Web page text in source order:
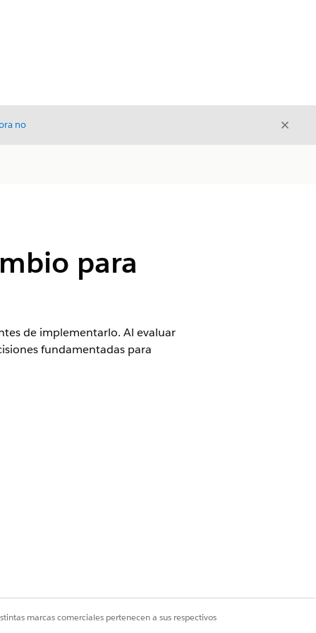
no Cerrar
para
de implementarlo. Al evaluar
fundamentadas para
marcas comerciales pertenecen a sus respectivos